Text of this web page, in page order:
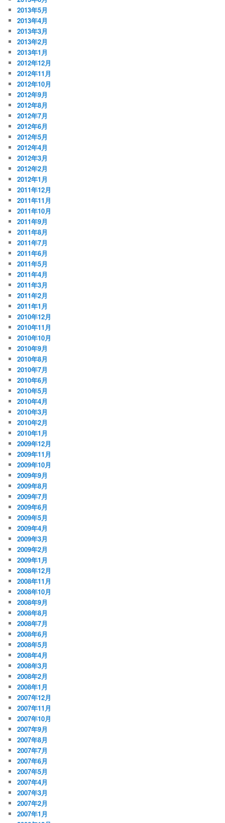
2013年5月
2013年4月
2013年3月
2013年2月
2013年1月
2012年12月
2012年11月
2012年10月
2012年9月
2012年8月
2012年7月
2012年6月
2012年5月
2012年4月
2012年3月
2012年2月
2012年1月
2011年12月
2011年11月
2011年10月
2011年9月
2011年8月
2011年7月
2011年6月
2011年5月
2011年4月
2011年3月
2011年2月
2011年1月
2010年12月
2010年11月
2010年10月
2010年9月
2010年8月
2010年7月
2010年6月
2010年5月
2010年4月
2010年3月
2010年2月
2010年1月
2009年12月
2009年11月
2009年10月
2009年9月
2009年8月
2009年7月
2009年6月
2009年5月
2009年4月
2009年3月
2009年2月
2009年1月
2008年12月
2008年11月
2008年10月
2008年9月
2008年8月
2008年7月
2008年6月
2008年5月
2008年4月
2008年3月
2008年2月
2008年1月
2007年12月
2007年11月
2007年10月
2007年9月
2007年8月
2007年7月
2007年6月
2007年5月
2007年4月
2007年3月
2007年2月
2007年1月